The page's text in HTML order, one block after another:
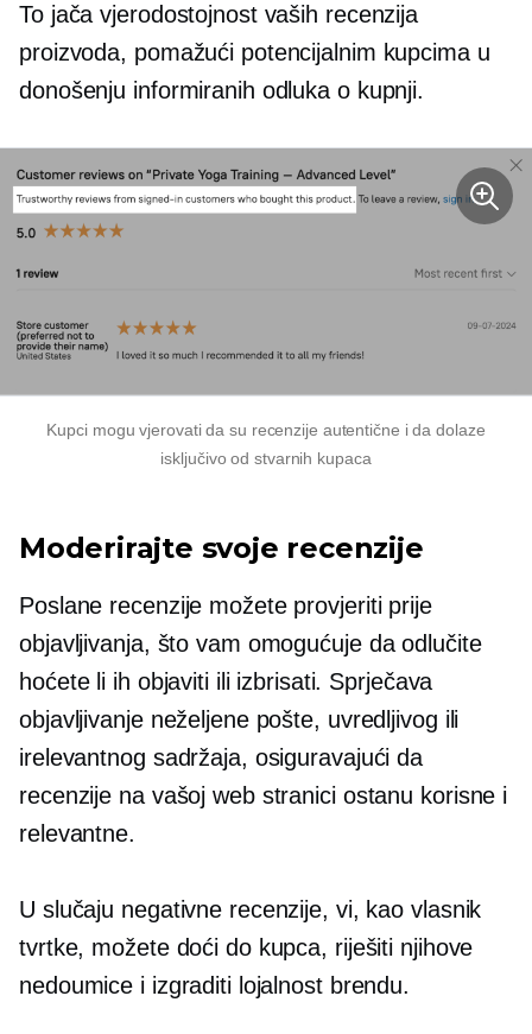
To jača vjerodostojnost vaših recenzija
proizvoda, pomažući potencijalnim kupcima u
donošenju informiranih odluka o kupnji.
Kupci mogu vjerovati da su recenzije autentične i da dolaze
isključivo od stvarnih kupaca
Moderirajte svoje recenzije
Poslane recenzije možete provjeriti prije
objavljivanja, što vam omogućuje da odlučite
hoćete li ih objaviti ili izbrisati. Sprječava
objavljivanje neželjene pošte, uvredljivog ili
irelevantnog sadržaja, osiguravajući da
recenzije na vašoj web stranici ostanu korisne i
relevantne.
U slučaju negativne recenzije, vi, kao vlasnik
tvrtke, možete doći do kupca, riješiti njihove
nedoumice i izgraditi lojalnost brendu.